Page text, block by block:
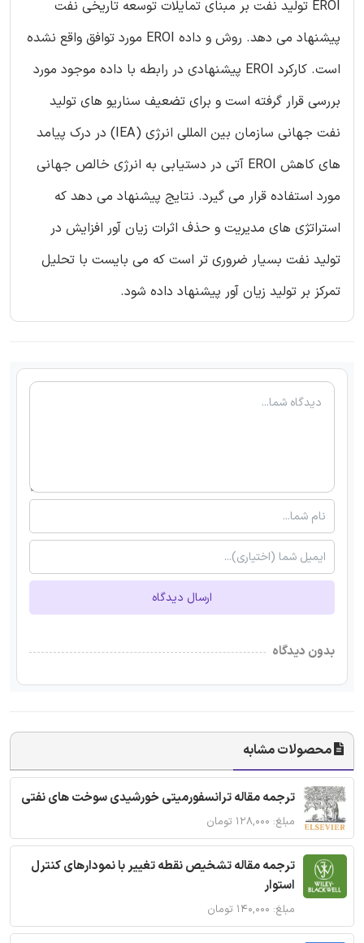
EROI تولید نفت بر مبنای تمایلات توسعه تاریخی نفت
پیشنهاد می دهد. روش و داده EROI مورد توافق واقع نشده
است. کارکرد EROI پیشنهادی در رابطه با داده موجود مورد
بررسی قرار گرفته است و برای تضعیف سناریو های تولید
نفت جهانی سازمان بین المللی انرژی (IEA) در درک پیامد
های کاهش EROI آتی در دستیابی به انرژی خالص جهانی
مورد استفاده قرار می گیرد. نتایج پیشنهاد می دهد که
استراتژی های مدیریت و حذف اثرات زیان آور افزایش در
تولید نفت بسیار ضروری تر است که می بایست با تحلیل
تمرکز بر تولید زیان آور پیشنهاد داده شود.
ارسال دیدگاه
بدون دیدگاه
محصولات مشابه
ترجمه مقاله ترانسفورمیتی خورشیدی سوخت های نفتی
مبلغ: ۱۲۸,۰۰۰ تومان
ترجمه مقاله تشخیص نقطه تغییر با نمودارهای کنترل
استوار
مبلغ: ۱۴۰,۰۰۰ تومان